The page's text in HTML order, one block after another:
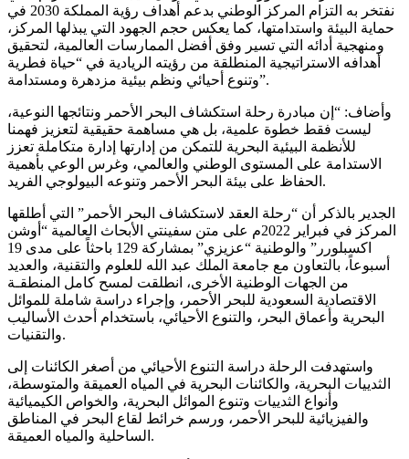
نفتخر به التزام المركز الوطني بدعم أهداف رؤية المملكة 2030 في
حماية البيئة واستدامتها، كما يعكس حجم الجهود التي يبذلها المركز،
ومنهجية أدائه التي تسير وفق أفضل الممارسات العالمية، لتحقيق
أهدافه الاستراتيجية المنطلقة من رؤيته الريادية في “حياة فطرية
وتنوع أحيائي ونظم بيئية مزدهرة ومستدامة”.
وأضاف: “إن مبادرة رحلة استكشاف البحر الأحمر ونتائجها النوعية،
ليست فقط خطوة علمية، بل هي مساهمة حقيقية لتعزيز فهمنا
للأنظمة البيئية البحرية للتمكن من إدارتها إدارة متكاملة تعزز
الاستدامة على المستوى الوطني والعالمي، وغرس الوعي بأهمية
الحفاظ على بيئة البحر الأحمر وتنوعه البيولوجي الفريد.
الجدير بالذكر أن “رحلة العقد لاستكشاف البحر الأحمر” التي أطلقها
المركز في فبراير 2022م على متن سفينتي الأبحاث العالمية “أوشن
اكسبلورر” والوطنية “عزيزي” بمشاركة 129 باحثاً على مدى 19
أسبوعاً، بالتعاون مع جامعة الملك عبد الله للعلوم والتقنية، والعديد
من الجهات الوطنية الأخرى، انطلقت لمسح كامل المنطقـة
الاقتصادية السعودية للبحر الأحمر، وإجراء دراسة شاملة للموائل
البحرية وأعماق البحر، والتنوع الأحيائي، باستخدام أحدث الأساليب
والتقنيات.
واستهدفت الرحلة دراسة التنوع الأحيائي من أصغر الكائنات إلى
الثدييات البحرية، والكائنات البحرية في المياه العميقة والمتوسطة،
وأنواع الثدييات وتنوع الموائل البحرية، والخواص الكيميائية
والفيزيائية للبحر الأحمر، ورسم خرائط لقاع البحر في المناطق
الساحلية والمياه العميقة.